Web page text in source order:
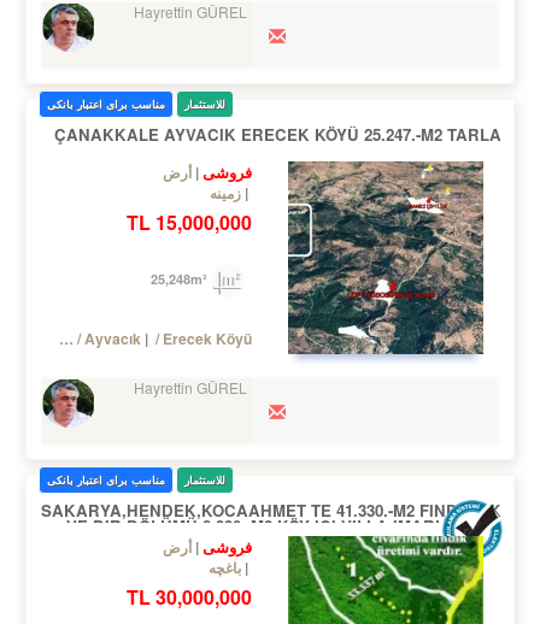
Hayrettin GÜREL
للاستثمار مناسب برای اعتبار بانکی
ÇANAKKALE AYVACIK ERECEK KÖYÜ 25.247.-M2 TARLA
فروشی أرض
زمینه
15,000,000 TL
Turkey Çanakkale / Ayvacık / Erecek Köyü
Hayrettin GÜREL
للاستثمار مناسب برای اعتبار بانکی
SAKARYA,HENDEK,KOCAAHMET TE 41.330.-M2 FINDIKLIK
VE BIR BÖLÜMÜ 8.330.-M2 KÖY IÇI VILLA IMARLI ARSA
فروشی أرض
باغچه
30,000,000 TL